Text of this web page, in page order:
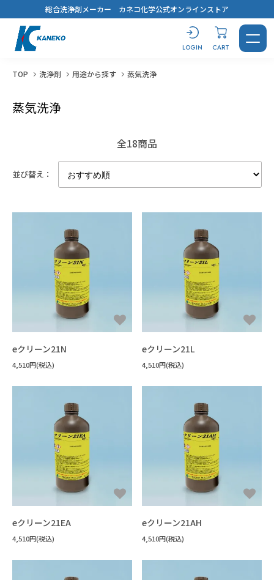
総合洗浄剤メーカー カネコ化学公式オンラインストア
CART
LOGIN
すべてを見る
汚れから探す
鉱物油・加工油
シリコーンオイル
パーティクル・ほこり
水溶性加工油
フッ素オイル
未硬化樹脂
シリコーンオイル
その他
用途から探す
脱脂洗浄
乾燥・水切り
フラックス洗浄
設備洗浄
溶媒
キーワードから選ぶ
#コスト最優先！
#洗浄力・溶解力重視（油・樹脂汚れ
#洗浄力重視（水溶性・複合汚れ）
#消防法/有機則非該当
#法規制の少ないものを使いたい
#作業者の健康面を重視
#乾燥性重視
#フォンブリンオイルを洗浄したい
#塗装・ゴム・樹脂への影響が少ない
溶解剤
すべてを見る
樹脂から選ぶ
エポキシ
シリコーン
ポリアミド・ナイロン
アクリル
その他
用途から探す
樹脂溶解・膨潤・剥離・除去
接着・溶着
3Dプリンタースムージング
キーワードから選ぶ
#樹脂の種類がわからない
#耐溶剤性の低い樹脂への汎用品
#塩化メチレン代替
#金属の被覆を除去したい
#太陽光パネルを分離したい
機能性液体
すべてを見る
用途から探す
希釈剤 分散媒
冷媒・熱媒体
液浸冷却
キーワードから選ぶ
#Novecの代替を探している
#フロリナートの代替を探している
#フッ素オイルを希釈・溶解したい
#フッ素樹脂を分散させたい
#比重の高いものを分散させたい
#環境に配慮した溶剤
#ドライアイスより低温の冷媒
#PCの液浸冷却に使いたい
#-130℃より凝固点の低い液体
ブログ
見積書・請求書の発行について
新規登録
返品について
支払い方法について
特定商取引法に基づく表記
プライバシーポリシー
CORPORATE SITE
TOP 洗浄剤 用途から探す 蒸気洗浄
蒸気洗浄
全18商品
並び替え：
eクリーン21N
4,510円(税込)
eクリーン21L
4,510円(税込)
eクリーン21EA
4,510円(税込)
eクリーン21AH
4,510円(税込)